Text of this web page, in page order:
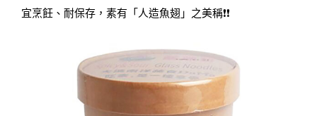
宜烹飪、耐保存，素有「人造魚翅」之美稱❗❗